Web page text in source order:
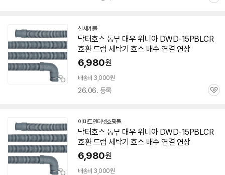
신세계몰
닥터호스 동부 대우 위니아 DWD-15PBLCR
호환 드럼 세탁기 호스 배수 연결 연장
6,980원
배송비 3,000원
26.06. 등록
관
이마트인터넷쇼핑몰
닥터호스 동부 대우 위니아 DWD-15PBLCR
호환 드럼 세탁기 호스 배수 연결 연장
6,980원
른
배송비 3,000원